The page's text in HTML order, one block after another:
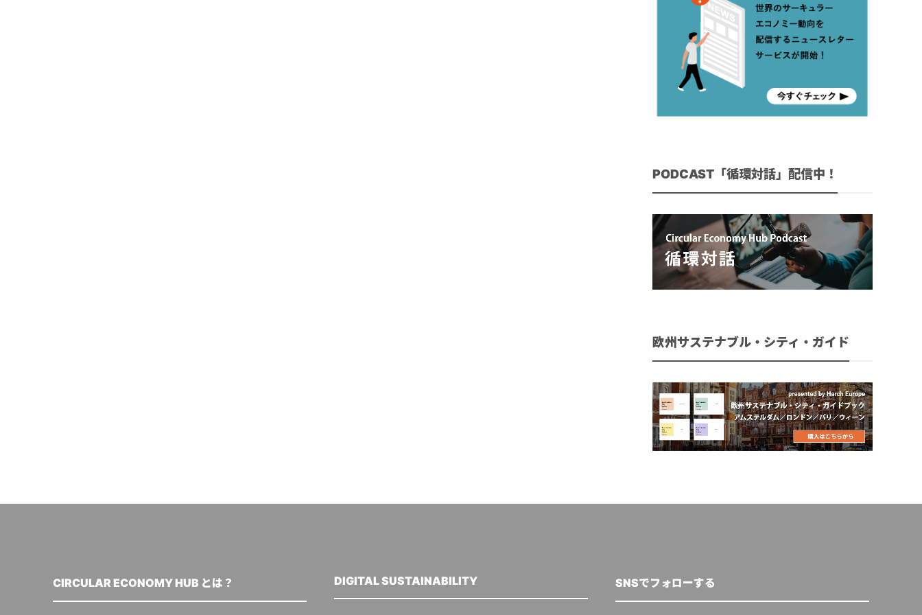
PODCAST「循環対話」配信中！
欧州サステナブル・シティ・ガイド
CIRCULAR ECONOMY HUB とは？ DIGITAL SUSTAINABILITY SNSでフォローする